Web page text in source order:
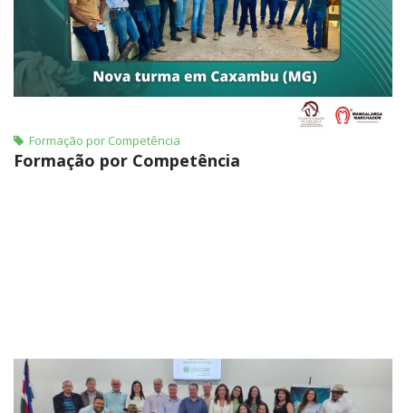
Formação por Competência
Formação por Competência